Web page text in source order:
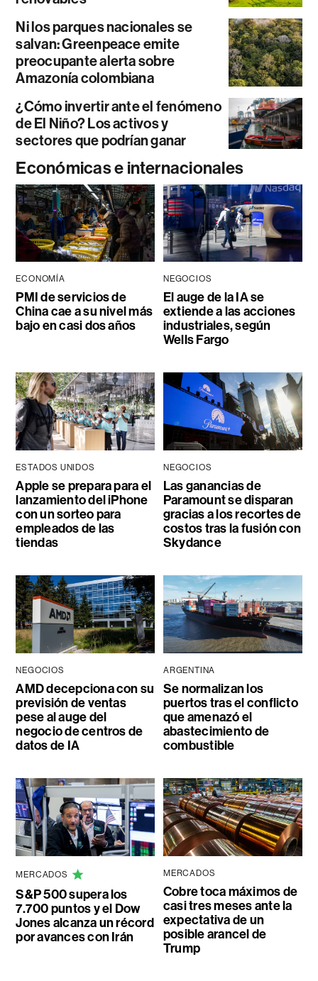
Ni los parques nacionales se
salvan: Greenpeace emite
preocupante alerta sobre
Amazonía colombiana
¿Cómo invertir ante el fenómeno
de El Niño? Los activos y
sectores que podrían ganar
Económicas e internacionales
ECONOMÍA
PMI de servicios de
China cae a su nivel más
bajo en casi dos años
NEGOCIOS
El auge de la IA se
extiende a las acciones
industriales, según
Wells Fargo
ESTADOS UNIDOS
Apple se prepara para el
lanzamiento del iPhone
con un sorteo para
empleados de las
tiendas
NEGOCIOS
Las ganancias de
Paramount se disparan
gracias a los recortes de
costos tras la fusión con
Skydance
NEGOCIOS
AMD decepciona con su
previsión de ventas
pese al auge del
negocio de centros de
datos de IA
ARGENTINA
Se normalizan los
puertos tras el conflicto
que amenazó el
abastecimiento de
combustible
MERCADOS
S&P 500 supera los
7.700 puntos y el Dow
Jones alcanza un récord
por avances con Irán
MERCADOS
Cobre toca máximos de
casi tres meses ante la
expectativa de un
posible arancel de
Trump